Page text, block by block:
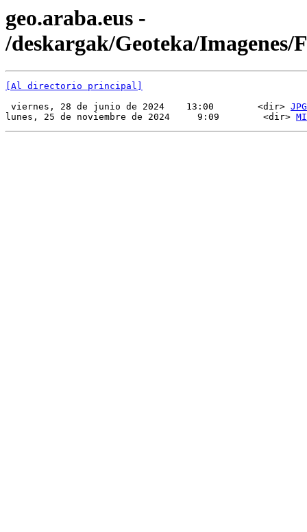
geo.araba.eus -
/deskargak/Geoteka/Imagenes/
[Al directorio principal]
viernes, 28 de junio de 2024    13:00        <dir> JPG
lunes, 25 de noviembre de 2024     9:09        <dir>